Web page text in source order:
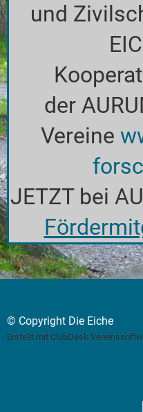
und
der
Vereine
JETZT bei
© Copyright Die Eiche
Erstellt mit ClubDesk